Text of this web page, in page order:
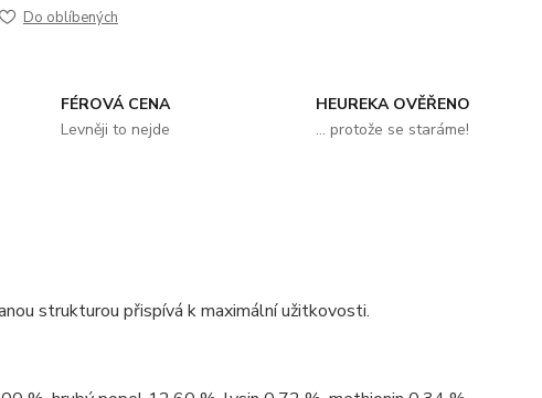
Do oblíbených
FÉROVÁ CENA
Levněji to nejde
HEUREKA OVĚŘENO
... protože se staráme!
strukturou přispívá k maximální užitkovosti.